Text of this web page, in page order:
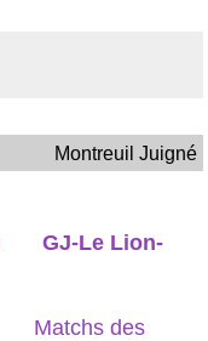
Montreuil Juigné
GJ-Le Lion-
Matchs des